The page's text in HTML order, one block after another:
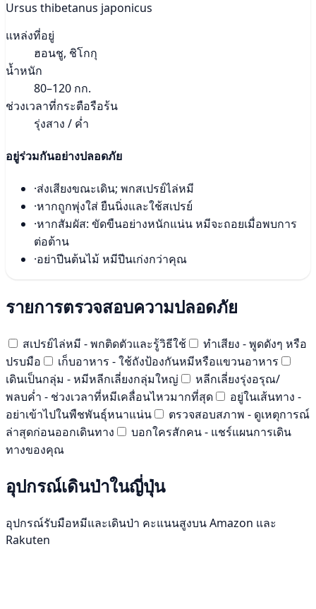
Ursus thibetanus japonicus
แหล่งที่อยู่
ฮอนชู, ชิโกกุ
น้ำหนัก
80–120 กก.
ช่วงเวลาที่กระตือรือร้น
รุ่งสาง / ค่ำ
อยู่ร่วมกันอย่างปลอดภัย
·ส่งเสียงขณะเดิน; พกสเปรย์ไล่หมี
·หากถูกพุ่งใส่ ยืนนิ่งและใช้สเปรย์
·หากสัมผัส: ขัดขืนอย่างหนักแน่น หมีจะถอยเมื่อพบการ
ต่อต้าน
·อย่าปีนต้นไม้ หมีปีนเก่งกว่าคุณ
รายการตรวจสอบความปลอดภัย
สเปรย์ไล่หมี - พกติดตัวและรู้วิธีใช้
ทำเสียง - พูดดังๆ หรือ
ปรบมือ
เก็บอาหาร - ใช้ถังป้องกันหมีหรือแขวนอาหาร
เดินเป็นกลุ่ม - หมีหลีกเลี่ยงกลุ่มใหญ่
หลีกเลี่ยงรุ่งอรุณ/
พลบค่ำ - ช่วงเวลาที่หมีเคลื่อนไหวมากที่สุด
อยู่ในเส้นทาง -
อย่าเข้าไปในพืชพันธุ์หนาแน่น
ตรวจสอบสภาพ - ดูเหตุการณ์
ล่าสุดก่อนออกเดินทาง
บอกใครสักคน - แชร์แผนการเดิน
ทางของคุณ
อุปกรณ์เดินป่าในญี่ปุ่น
อุปกรณ์รับมือหมีและเดินป่า คะแนนสูงบน Amazon และ
Rakuten